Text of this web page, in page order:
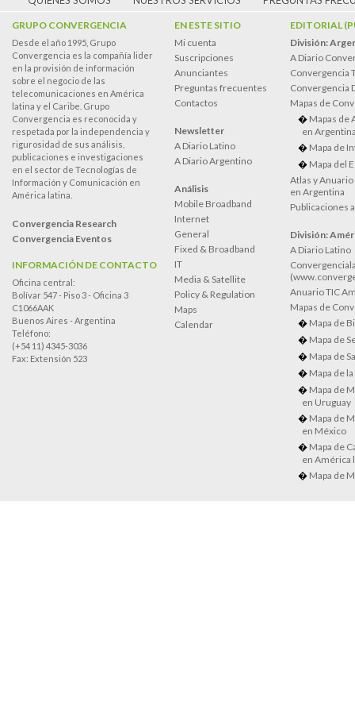
GRUPO CONVERGENCIA
Desde el año 1995, Grupo
Convergencia es la compañía lider
en la provisión de información
sobre el negocio de las
telecomunicaciones en América
latina y el Caribe. Grupo
Convergencia es reconocida y
respetada por la independencia y
rigurosidad de sus análisis,
publicaciones e investigaciones
en el sector de Tecnologías de
Información y Comunicación en
América latina.
Convergencia Research
Convergencia Eventos
INFORMACIÓN DE CONTACTO
Oficina central:
Bolívar 547 - Piso 3 - Oficina 3
C1066AAK
Buenos Aires - Argentina
Teléfono:
(+54 11) 4345-3036
Fax: Extensión 523
EN ESTE SITIO
Mi cuenta
Suscripciones
Anunciantes
Preguntas frecuentes
Contactos
Newsletter
A Diario Latino
A Diario Argentino
Análisis
Mobile Broadband
Internet
General
Fixed & Broadband
IT
Media & Satellite
Policy & Regulation
Maps
Calendar
EDITORIAL
División:
A Diario
Convergencia
Convergencia
Mapas de
Mapas de
en
Mapa de
Mapa del
Atlas y
en Argentina
Publicaciones
División:
A Diario Latino
Anuario TIC
Mapas de
Mapa de
Mapa de
Mapa de
Mapa de
Mapa de
en Uruguay
Mapa de
en México
Mapa de
en América
Mapa de